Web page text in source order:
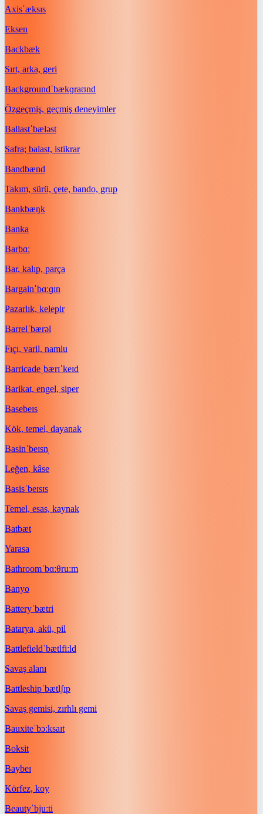
Axisˈæksɪs
Eksen
Backbæk
Sırt, arka, geri
Backgroundˈbækɡraʊnd
Özgeçmiş, geçmiş deneyimler
Ballastˈbæləst
Safra; balast, istikrar
Bandbænd
Takım, sürü, çete, bando, grup
Bankbæŋk
Banka
Barbɑː
Bar, kalıp, parça
Bargainˈbɑːɡɪn
Pazarlık, kelepir
Barrelˈbærəl
Fıçı, varil, namlu
Barricade ˌbærɪˈkeɪd
Barikat, engel, siper
Basebeɪs
Kök, temel, dayanak
Basinˈbeɪsn̩
Leğen, kâse
Basisˈbeɪsɪs
Temel, esas, kaynak
Batbæt
Yarasa
Bathroomˈbɑːθruːm
Banyo
Batteryˈbætri
Batarya, akü, pil
Battlefieldˈbætlfiːld
Savaş alanı
Battleshipˈbætlʃɪp
Savaş gemisi, zırhlı gemi
Bauxiteˈbɔːksaɪt
Boksit
Baybeɪ
Körfez, koy
Beautyˈbjuːti